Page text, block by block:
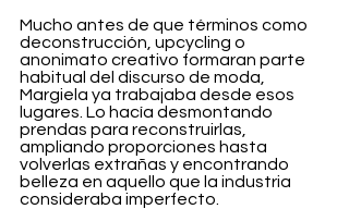
Mucho antes de que términos como
deconstrucción, upcycling o
anonimato creativo formaran parte
habitual del discurso de moda,
Margiela ya trabajaba desde esos
lugares. Lo hacía desmontando
prendas para reconstruirlas,
ampliando proporciones hasta
volverlas extrañas y encontrando
belleza en aquello que la industria
consideraba imperfecto.